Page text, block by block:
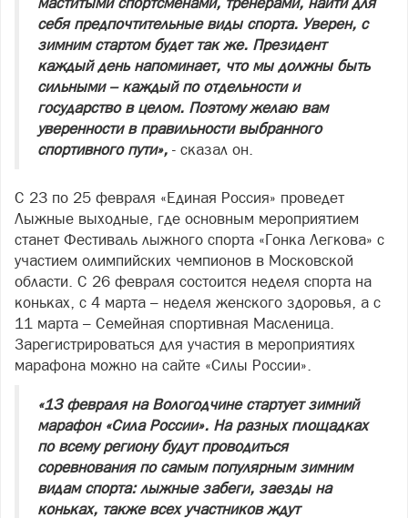
себя предпочтительные виды спорта. Уверен, с
зимним стартом будет так же. Президент
каждый день напоминает, что мы должны быть
сильными – каждый по отдельности и
государство в целом. Поэтому желаю вам
уверенности в правильности выбранного
спортивного пути», - сказал он.
С 23 по 25 февраля «Единая Россия» проведет
Лыжные выходные, где основным мероприятием
станет Фестиваль лыжного спорта «Гонка Легкова» с
участием олимпийских чемпионов в Московской
области. С 26 февраля состоится неделя спорта на
коньках, с 4 марта – неделя женского здоровья, а с
11 марта – Семейная спортивная Масленица.
Зарегистрироваться для участия в мероприятиях
марафона можно на сайте «Силы России».
«13 февраля на Вологодчине стартует зимний
марафон «Сила России». На разных площадках
по всему региону будут проводиться
соревнования по самым популярным зимним
видам спорта: лыжные забеги, заезды на
коньках, также всех участников ждут